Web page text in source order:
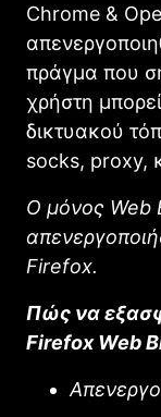
Chrome &
πράγμα που
χρήστη
δικτυακού
socks, proxy,
O μόνος Web
Firefox.
Πώς να
Firefox Web